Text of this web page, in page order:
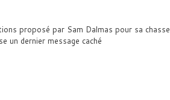
proposé par Sam Dalmas pour sa chasse
un dernier message caché